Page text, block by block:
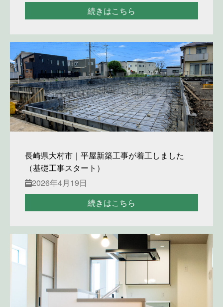
続きはこちら
長崎県大村市｜平屋新築工事が着工しました
（基礎工事スタート）
2026年4月19日
続きはこちら